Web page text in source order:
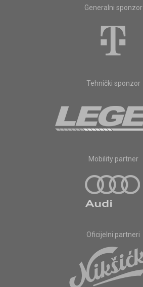
Generalni sponzor
Tehnički sponzor
Mobility partner
Oficijelni partneri